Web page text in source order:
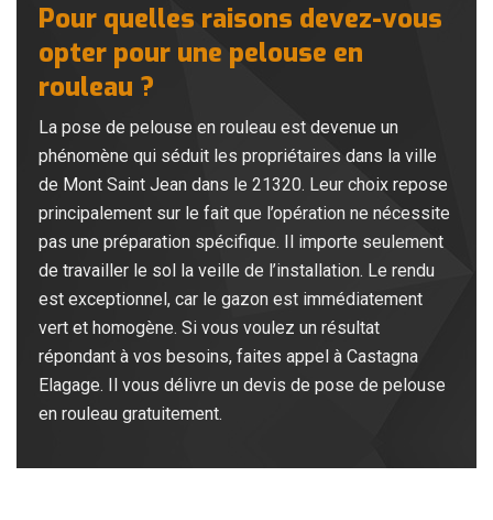
Pour quelles raisons devez-vous
opter pour une pelouse en
rouleau ?
La pose de pelouse en rouleau est devenue un
phénomène qui séduit les propriétaires dans la ville
de Mont Saint Jean dans le 21320. Leur choix repose
principalement sur le fait que l’opération ne nécessite
pas une préparation spécifique. Il importe seulement
de travailler le sol la veille de l’installation. Le rendu
est exceptionnel, car le gazon est immédiatement
vert et homogène. Si vous voulez un résultat
répondant à vos besoins, faites appel à Castagna
Elagage. Il vous délivre un devis de pose de pelouse
en rouleau gratuitement.